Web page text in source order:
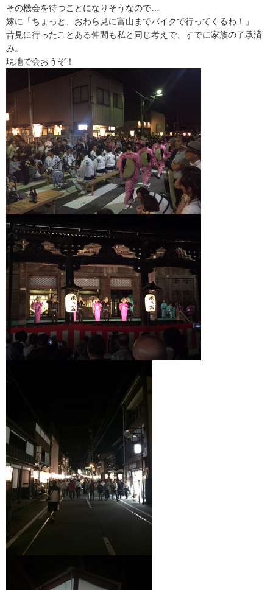
その機会を待つことになりそうなので…
嫁に「ちょっと、おわら見に富山までバイクで行ってくるわ！」
昔見に行ったことある仲間も私と同じ考えで、 すでに家族の了承済
み。
現地で会おうぞ！